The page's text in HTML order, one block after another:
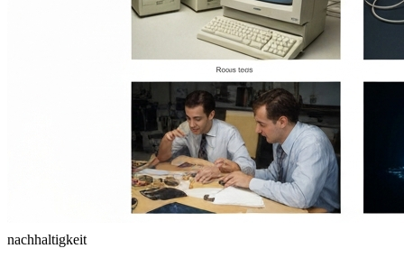
nachhaltigkeit